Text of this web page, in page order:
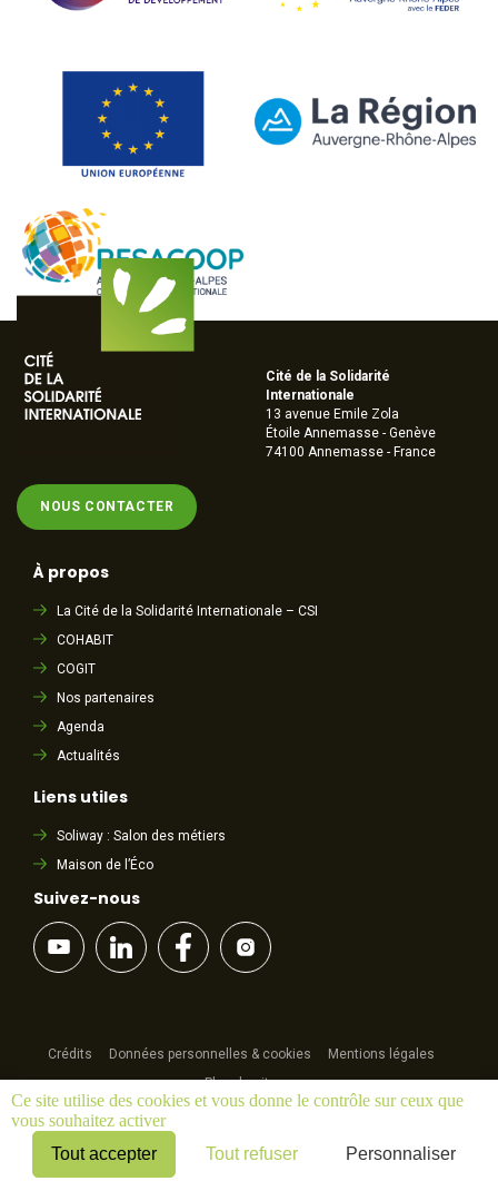
NOUS CONTACTER
Cité de la Solidarité
Internationale
13 avenue Emile Zola
Étoile Annemasse - Genève
74100 Annemasse - France
À propos
La Cité de la Solidarité Internationale – CSI
COHABIT
COGIT
Nos partenaires
Agenda
Actualités
Liens utiles
Soliway : Salon des métiers
Maison de l’Éco
Suivez-nous
Crédits Données personnelles & cookies
Mentions légales
Plan du site
Cookies
By
Ce site utilise des cookies et vous donne le contrôle sur ceux que
vous souhaitez activer
Tout accepter
Tout refuser Personnaliser